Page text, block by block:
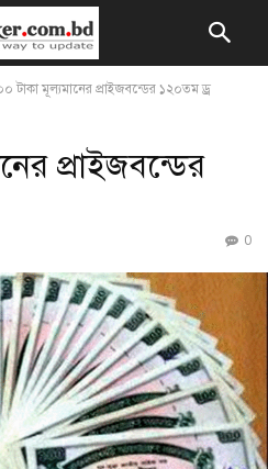
টাকা মূল্যমানের প্রাইজবন্ডের ১২০তম ড্র
প্রাইজবন্ডের
0